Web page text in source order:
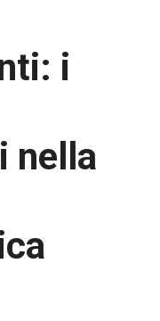
i
nella